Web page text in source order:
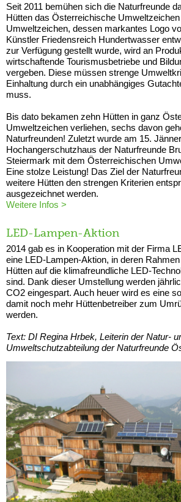
Seit 2011 bemühen sich die Naturfreunde
Hütten das Österreichische
Umweltzeichen, dessen markantes Logo
Künstler Friedensreich Hundertwasser
zur Verfügung gestellt wurde, wird an
wirtschaftende Tourismusbetriebe und
vergeben. Diese müssen strenge
Einhaltung durch ein unabhängiges
muss.
Bis dato bekamen zehn Hütten in ganz
Umweltzeichen verliehen, sechs davon
Naturfreunden! Zuletzt wurde am 15.
Hochangerschutzhaus der Naturfreunde
Steiermark mit dem Österreichischen
Eine stolze Leistung! Das Ziel der
weitere Hütten den strengen Kriterien
ausgezeichnet werden.
Weitere Infos >
LED-Lampen-Aktion
2014 gab es in Kooperation mit der Firma
eine LED-Lampen-Aktion, in deren
Hütten auf die klimafreundliche LED-
sind. Dank dieser Umstellung werden
CO2 eingespart. Auch heuer wird es eine
damit noch mehr Hüttenbetreiber zum
werden.
Text: DI Regina Hrbek, Leiterin der Natur-
Umweltschutzabteilung der Naturfreunde